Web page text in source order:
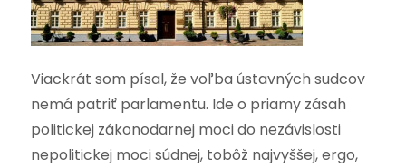
Viackrát som písal, že voľba ústavných sudcov
nemá patriť parlamentu. Ide o priamy zásah
politickej zákonodarnej moci do nezávislosti
nepolitickej moci súdnej, tobôž najvyššej, ergo,